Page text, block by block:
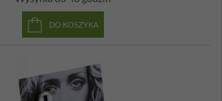
DO KOSZYKA